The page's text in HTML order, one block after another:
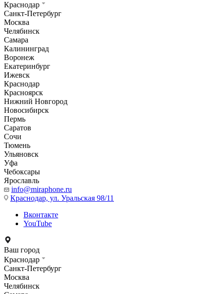
Краснодар
Санкт-Петербург
Москва
Челябинск
Самара
Калининград
Воронеж
Екатеринбург
Ижевск
Краснодар
Красноярск
Нижний Новгород
Новосибирск
Пермь
Саратов
Сочи
Тюмень
Ульяновск
Уфа
Чебоксары
Ярославль
info@miraphone.ru
Краснодар, ул. Уральская 98/11
Вконтакте
YouTube
Ваш город
Краснодар
Санкт-Петербург
Москва
Челябинск